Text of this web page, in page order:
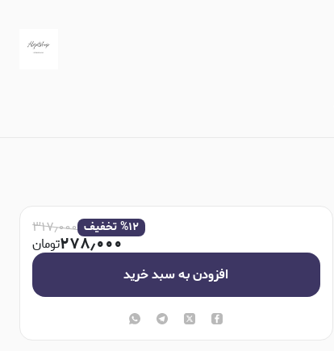
%۱۲ تخفیف ۳۱۷٫۰۰۰
۲۷۸٫۰۰۰تومان
افزودن به سبد خرید